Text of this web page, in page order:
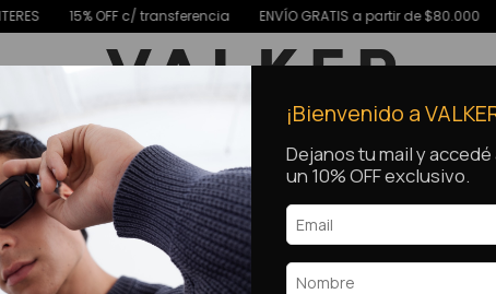
15% OFF c/ transferencia ENVÍO GRATIS a partir de $80.000 Hasta
¡Bienvenido a
Dejanos tu mail y accedé
un 10% OFF exclusivo.